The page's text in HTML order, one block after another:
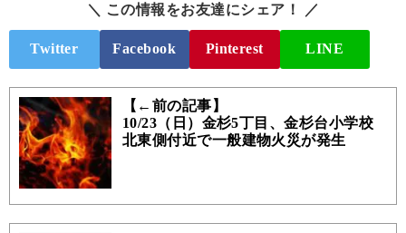
＼ この情報をお友達にシェア！ ／
Twitter Facebook Pinterest LINE
【←前の記事】
10/23（日）金杉5丁目、金杉台小学校
北東側付近で一般建物火災が発生